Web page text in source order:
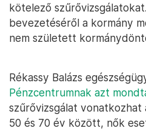
kötelező
bevezetéséről a kormány
nem született
Rékassy Balázs
Pénzcentrumnak azt
szűrővizsgálat vonatkozhat
50 és 70 év között, nők